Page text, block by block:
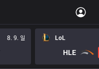
8. 9. 일
LoL
HLE